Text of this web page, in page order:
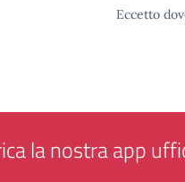
Eccetto
la nostra app